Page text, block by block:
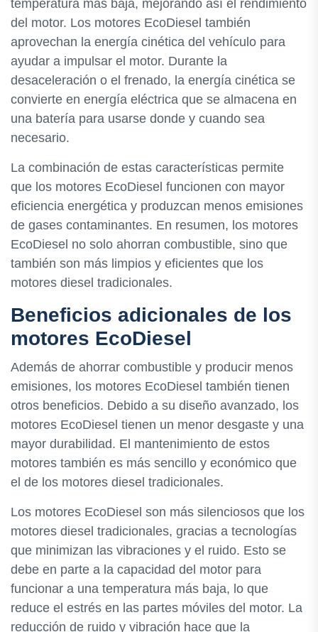
temperatura más baja, mejorando así el rendimiento
del motor. Los motores EcoDiesel también
aprovechan la energía cinética del vehículo para
ayudar a impulsar el motor. Durante la
desaceleración o el frenado, la energía cinética se
convierte en energía eléctrica que se almacena en
una batería para usarse donde y cuando sea
necesario.
La combinación de estas características permite
que los motores EcoDiesel funcionen con mayor
eficiencia energética y produzcan menos emisiones
de gases contaminantes. En resumen, los motores
EcoDiesel no solo ahorran combustible, sino que
también son más limpios y eficientes que los
motores diesel tradicionales.
Beneficios adicionales de los
motores EcoDiesel
Además de ahorrar combustible y producir menos
emisiones, los motores EcoDiesel también tienen
otros beneficios. Debido a su diseño avanzado, los
motores EcoDiesel tienen un menor desgaste y una
mayor durabilidad. El mantenimiento de estos
motores también es más sencillo y económico que
el de los motores diesel tradicionales.
Los motores EcoDiesel son más silenciosos que los
motores diesel tradicionales, gracias a tecnologías
que minimizan las vibraciones y el ruido. Esto se
debe en parte a la capacidad del motor para
funcionar a una temperatura más baja, lo que
reduce el estrés en las partes móviles del motor. La
reducción de ruido y vibración hace que la